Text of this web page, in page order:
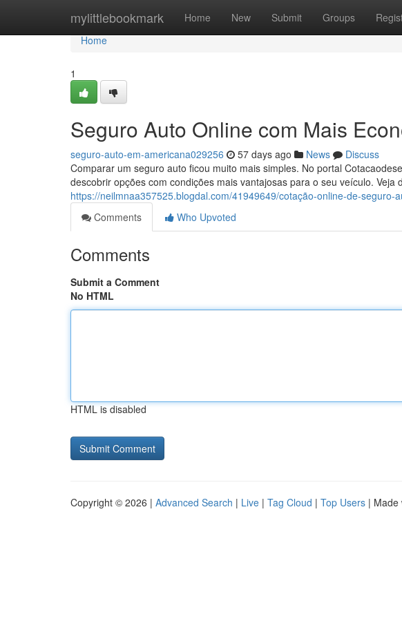
mylittlebookmark Home New Submit Groups
Home
Home
1
Seguro Auto Online com Mais
seguro-auto-em-americana029256 57 days ago News
Discuss
Comparar um seguro auto ficou muito mais simples. No portal
descobrir opções com condições mais vantajosas para o seu veículo. Veja
https://neilmnaa357525.blogdal.com/41949649/cotação-online-de-seguro-
Comments
Who Upvoted
Comments
Submit a Comment
No HTML
HTML is disabled
Copyright © 2026 | Advanced Search | Live | Tag Cloud | Top Users | Made